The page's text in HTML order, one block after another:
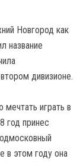
Новгород как
название
дивизионе.
играть в
год принес
в этом году она